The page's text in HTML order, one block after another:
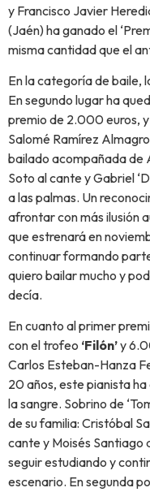
y Francisco Javier
(Jaén) ha ganado el
misma cantidad que el
En la categoría de baile,
En segundo lugar ha
premio de 2.000 euros,
Salomé Ramírez
bailado acompañada de
Soto al cante y Gabriel
a las palmas. Un
afrontar con más ilusión
que estrenará en
continuar formando
quiero bailar mucho y
decía.
En cuanto al primer
con el trofeo ‘Filón’y
Carlos Esteban-Hanza
20 años, este pianista
la sangre. Sobrino de
de su familia: Cristóbal
cante y Moisés Santiago
seguir estudiando y
escenario. En segunda